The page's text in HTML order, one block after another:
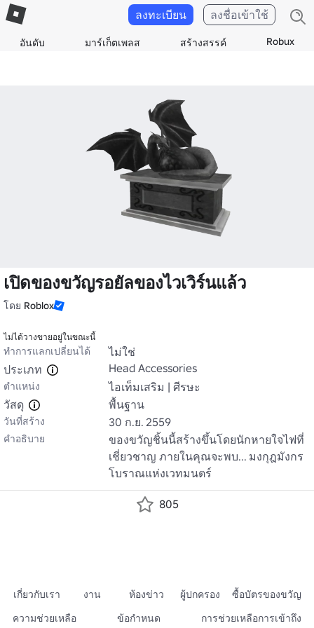
อันดับ มาร์เก็ตเพลส สร้างสรรค์ Robux
ลงทะเบียน ลงชื่อเข้าใช้
เปิดของขวัญรอยัลของไวเวิร์นแล้ว
โดย Roblox
ไม่ได้วางขายอยู่ในขณะนี้
ทำการแลกเปลี่ยนได้
ไม่ใช่
ประเภท
Head Accessories
ตำแหน่ง
ไอเท็มเสริม | ศีรษะ
วัสดุ
พื้นฐาน
วันที่สร้าง 30 ก.ย. 2559
คำอธิบาย
ของขวัญชิ้นนี้สร้างขึ้นโดยนักหายใจไฟที่
เชี่ยวชาญ ภายในคุณจะพบ... มงกุฎมังกร
โบราณแห่งเวทมนตร์
805
เกี่ยวกับเรา งาน ห้องข่าว ผู้ปกครอง
ซื้อบัตรของขวัญ
ความช่วยเหลือ
ข้อกำหนด การช่วยเหลือการเข้าถึง